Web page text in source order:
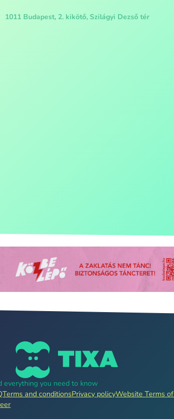
1011 Budapest, 2. kikötő, Szilágyi Dezső tér
everything you need to know
Terms and conditionsPrivacy policyWebsite Terms